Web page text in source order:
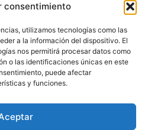
consentimiento
utilizamos tecnologías como las
a la información del dispositivo. El
nos permitirá procesar datos como
o las identificaciones únicas en este
puede afectar
y funciones.